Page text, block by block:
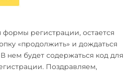
регистрации, остается
«продолжить» и дождаться
нем будет содержаться код для
Поздравляем,